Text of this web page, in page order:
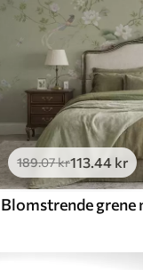
189.07kr113.44 kr